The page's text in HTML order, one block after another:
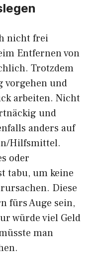
nicht frei
Entfernen von
Trotzdem
vorgehen und
arbeiten. Nicht
und
anders auf
Hilfsmittel.
oder
tabu, um keine
Diese
fürs Auge sein,
würde viel Geld
man